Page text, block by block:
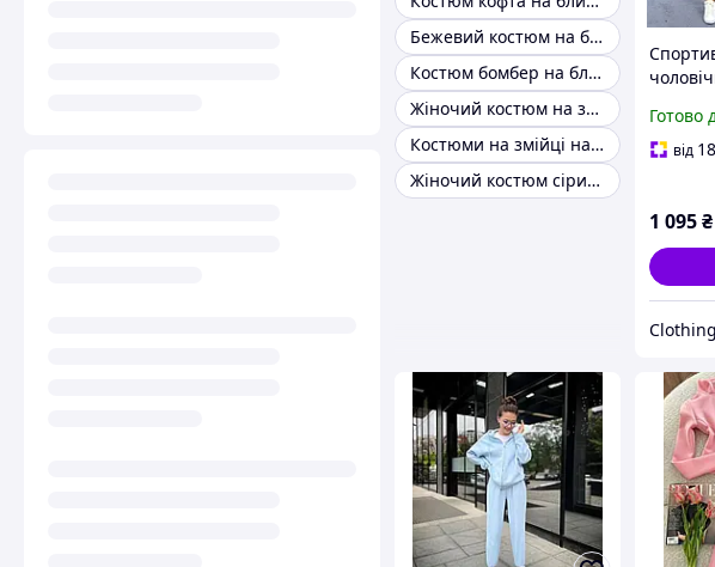
Бежевий костюм на блискавці
Костюм бомбер на блискавці та штани
Жіночий костюм на змійці коричневий
Костюми на змійці на весняну
Жіночий костюм сірий зі змійкою
кофта
Готово
від
1 095₴